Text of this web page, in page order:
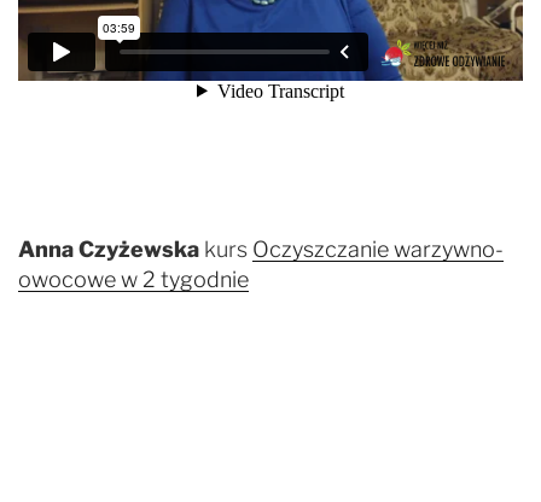
Anna Czyżewska kurs Oczyszczanie warzywno-
owocowe w 2 tygodnie